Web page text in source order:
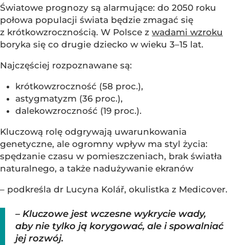
Światowe prognozy są alarmujące: do 2050 roku
połowa populacji świata będzie zmagać się
z krótkowzrocznością. W Polsce z wadami wzroku
boryka się co drugie dziecko w wieku 3–15 lat.
Najczęściej rozpoznawane są:
krótkowzroczność (58 proc.),
astygmatyzm (36 proc.),
dalekowzroczność (19 proc.).
Kluczową rolę odgrywają uwarunkowania
genetyczne, ale ogromny wpływ ma styl życia:
spędzanie czasu w pomieszczeniach, brak światła
naturalnego, a także nadużywanie ekranów
– podkreśla dr Lucyna Kolář, okulistka z Medicover.
– Kluczowe jest wczesne wykrycie wady,
aby nie tylko ją korygować, ale i spowalniać
jej rozwój.